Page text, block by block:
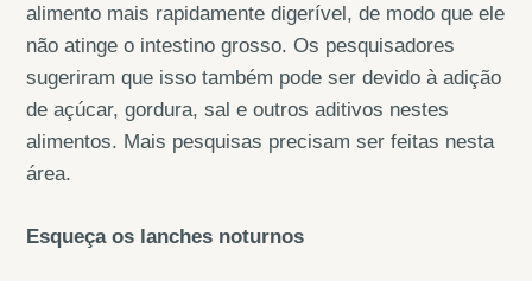
alimento mais rapidamente digerível, de modo que ele
não atinge o intestino grosso. Os pesquisadores
sugeriram que isso também pode ser devido à adição
de açúcar, gordura, sal e outros aditivos nestes
alimentos. Mais pesquisas precisam ser feitas nesta
área.
Esqueça os lanches noturnos